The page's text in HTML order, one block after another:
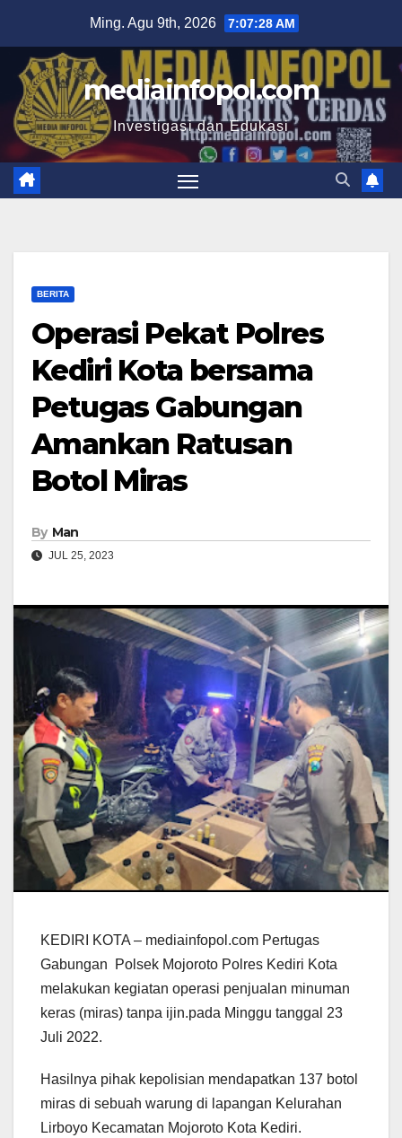
content
Ming. Agu 9th, 2026 7:07:29 AM
mediainfopol.com
Investigasi dan Edukasi
BERITA
Operasi Pekat Polres
Kediri Kota bersama
Petugas Gabungan
Amankan Ratusan
Botol Miras
By Man
JUL 25, 2023
KEDIRI KOTA – mediainfopol.com Pertugas
Gabungan Polsek Mojoroto Polres Kediri Kota
melakukan kegiatan operasi penjualan minuman
keras (miras) tanpa ijin.pada Minggu tanggal 23
Juli 2022.
Hasilnya pihak kepolisian mendapatkan 137 botol
miras di sebuah warung di lapangan Kelurahan
Lirboyo Kecamatan Mojoroto Kota Kediri.